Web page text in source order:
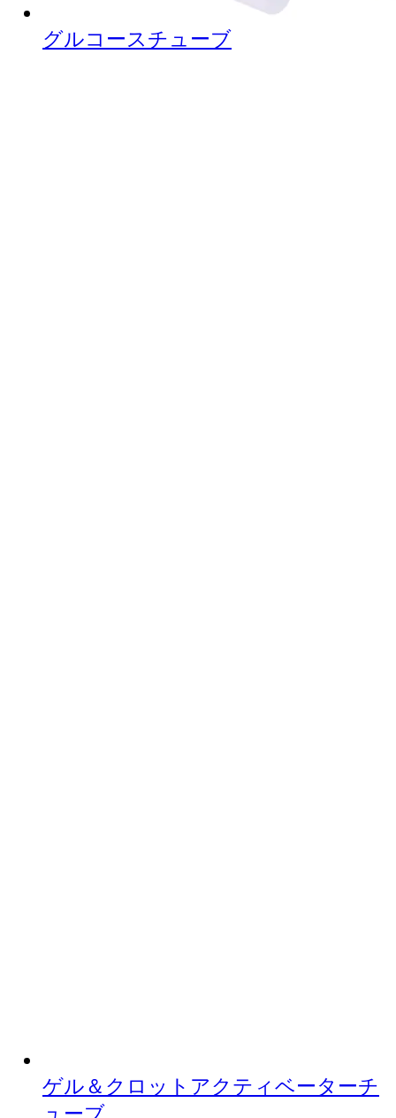
グルコースチューブ
ゲル＆クロットアクティベーターチ